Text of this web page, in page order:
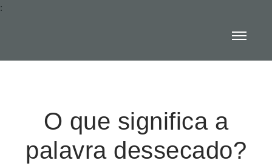
:
O que significa a
palavra dessecado?